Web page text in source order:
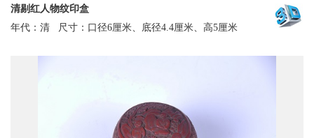
清剔红人物纹印盒
年代：清 尺寸：口径6厘米、底径4.4厘米、高5厘米